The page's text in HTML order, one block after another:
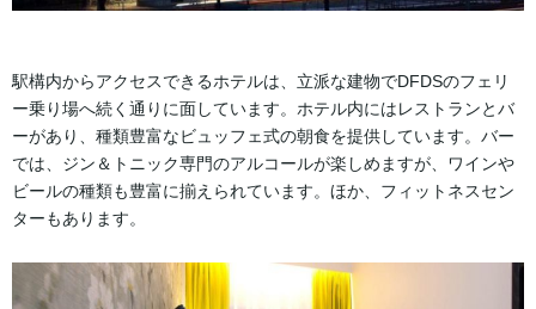
駅構内からアクセスできるホテルは、立派な建物でDFDSのフェリ
ー乗り場へ続く通りに面しています。ホテル内にはレストランとバ
ーがあり、種類豊富なビュッフェ式の朝食を提供しています。バー
では、ジン＆トニック専門のアルコールが楽しめますが、ワインや
ビールの種類も豊富に揃えられています。ほか、フィットネスセン
ターもあります。